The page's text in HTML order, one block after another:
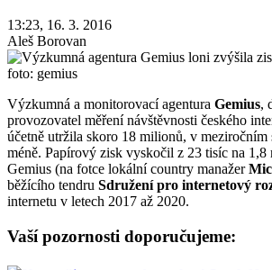
13:23, 16. 3. 2016
Aleš Borovan
foto: gemius
Výzkumná a monitorovací agentura Gemius,
provozovatel měření návštěvnosti českého
účetně utržila skoro 18 milionů, v
méně. Papírový zisk vyskočil z 23 tisíc na
Gemius (na fotce lokální country manažer
běžícího tendru Sdružení pro internetový
internetu v letech 2017 až 2020.
Vaší pozornosti doporučujeme: